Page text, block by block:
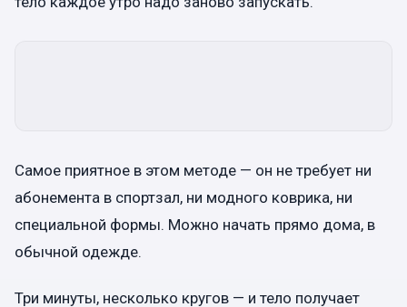
Самое приятное в этом методе — он не требует ни
абонемента в спортзал, ни модного коврика, ни
специальной формы. Можно начать прямо дома, в
обычной одежде.
Три минуты, несколько кругов — и тело получает